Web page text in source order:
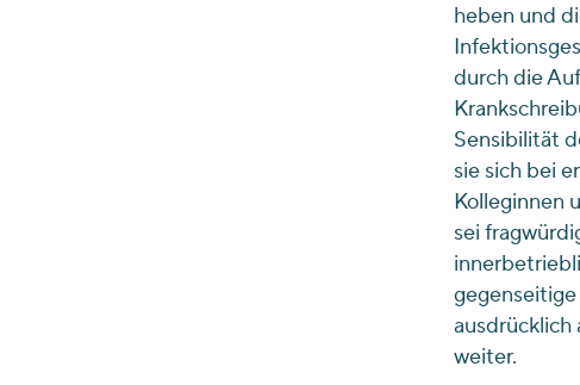
heben und
durch die
Sensibilität
sie sich bei
Kolleginnen
sei
ausdrücklich
weiter.